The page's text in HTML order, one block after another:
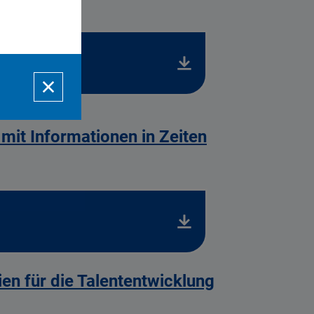
Informationen in Zeiten
für die Talententwicklung